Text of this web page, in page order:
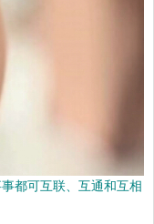
都可互联、互通和互相